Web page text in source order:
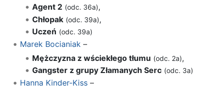
Agent 2 (odc. 36a),
Chłopak (odc. 39a),
Uczeń (odc. 39a)
Marek Bocianiak –
Mężczyzna z wściekłego tłumu (odc. 2a),
Gangster z grupy Złamanych Serc (odc. 3a)
Hanna Kinder-Kiss–